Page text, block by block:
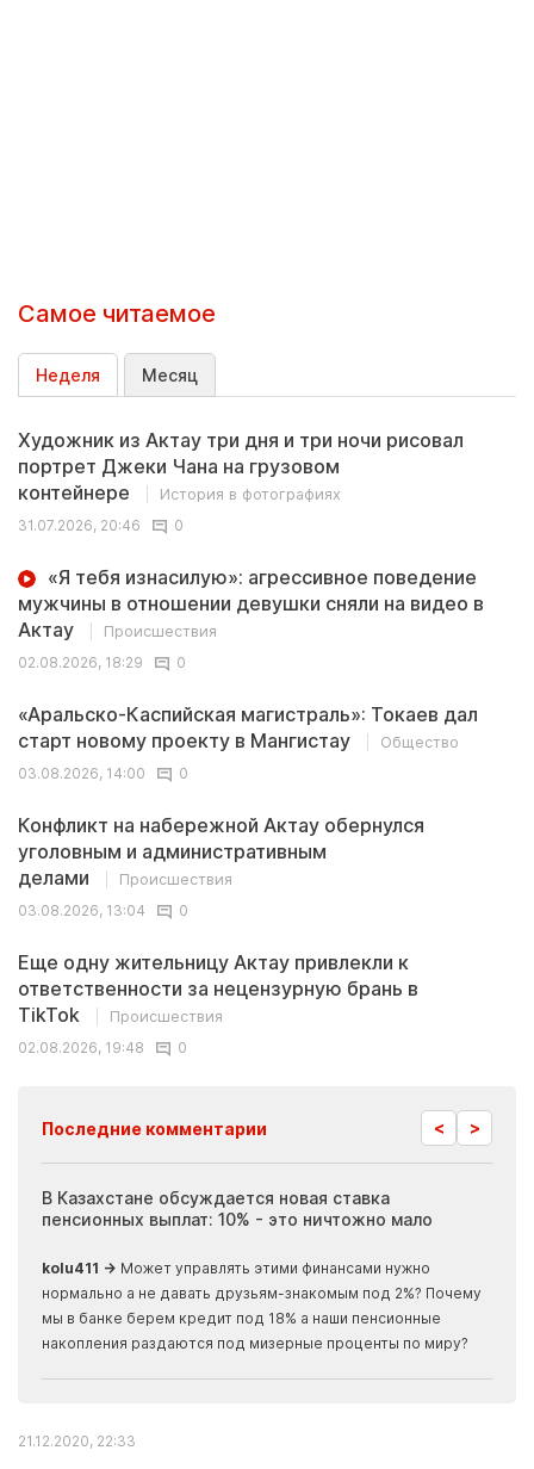
Самое читаемое
Неделя Месяц
Художник из Актау три дня и три ночи рисовал
портрет Джеки Чана на грузовом
контейнере
История в фотографиях
31.07.2026, 20:46
0
«Я тебя изнасилую»: агрессивное поведение
мужчины в отношении девушки сняли на видео в
Актау
Происшествия
02.08.2026, 18:29
0
«Аральско-Каспийская магистраль»: Токаев дал
старт новому проекту в Мангистау
Общество
03.08.2026, 14:00
0
Конфликт на набережной Актау обернулся
уголовным и административным
делами
Происшествия
03.08.2026, 13:04
0
Еще одну жительницу Актау привлекли к
ответственности за нецензурную брань в
TikTok
Происшествия
02.08.2026, 19:48
0
Последние комментарии < >
В Казахстане обсуждается новая ставка
пенсионных выплат: 10% - это ничтожно мало
kolu411 → Может управлять этими финансами нужно
нормально а не давать друзьям-знакомым под 2%? Почему
мы в банке берем кредит под 18% а наши пенсионные
накопления раздаются под мизерные проценты по миру?
21.12.2020, 22:33